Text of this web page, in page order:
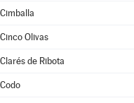
Cimballa
Cinco Olivas
Clarés de Ribota
Codo